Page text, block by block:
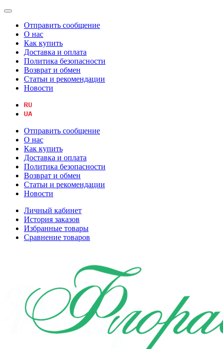
Отправить сообщение
О нас
Как купить
Доставка и оплата
Политика безопасности
Возврат и обмен
Статьи и рекомендации
Новости
Отправить сообщение
О нас
Как купить
Доставка и оплата
Политика безопасности
Возврат и обмен
Статьи и рекомендации
Новости
Личный кабинет
История заказов
Избранные товары
Сравнение товаров